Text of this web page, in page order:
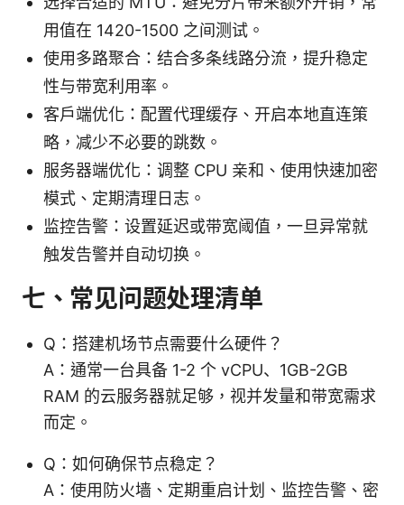
用值在 1420-1500 之间测试。
使用多路聚合：结合多条线路分流，提升稳定
性与带宽利用率。
客户端优化：配置代理缓存、开启本地直连策
略，减少不必要的跳数。
服务器端优化：调整 CPU 亲和、使用快速加密
模式、定期清理日志。
监控告警：设置延迟或带宽阈值，一旦异常就
触发告警并自动切换。
七、常见问题处理清单
Q：搭建机场节点需要什么硬件？
A：通常一台具备 1-2 个 vCPU、1GB-2GB
RAM 的云服务器就足够，视并发量和带宽需求
而定。
Q：如何确保节点稳定？
A：使用防火墙、定期重启计划、监控告警、密